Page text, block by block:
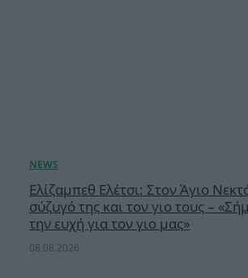
Ελίζαμπεθ Ελέτσι: Στον Άγιο
σύζυγό της και τον γιο τους –
την ευχή για τον γιο μας»
08.08.2026